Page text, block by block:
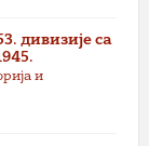
дивизије са
и